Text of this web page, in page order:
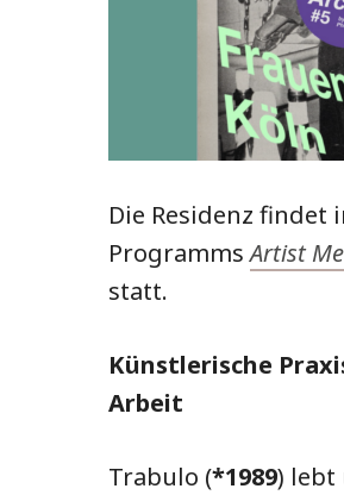
Die Residenz findet
ProgrammsArtist
statt.
Künstlerische
Arbeit
Trabulo (*1989) lebt